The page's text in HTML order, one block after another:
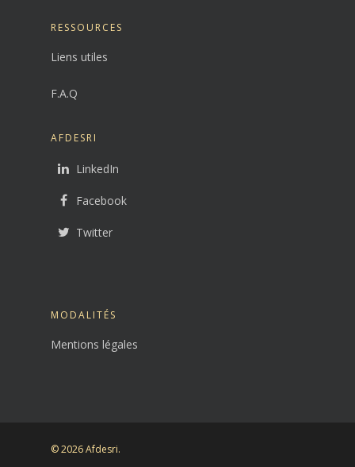
RESSOURCES
Liens utiles
F.A.Q
AFDESRI
LinkedIn
Facebook
Twitter
MODALITÉS
Mentions légales
© 2026 Afdesri.